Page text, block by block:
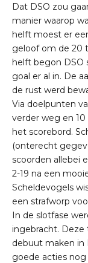
Dat DSO zou
manier waarop
helft moest er
geloof om de 20
helft begon DSO
goal er al in. De
de rust werd
Via doelpunten
verder weg en
het scorebord.
(onterecht
scoorden allebei
2-19 na een
Scheldevogels
een strafworp
In de slotfase
ingebracht.
debuut maken in
goede acties nog